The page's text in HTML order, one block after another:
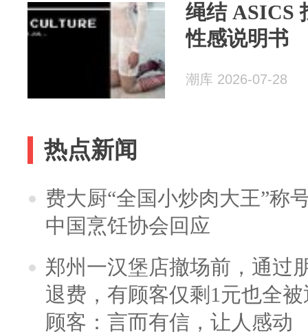
绳结 ASICS
性感说明书
潮库 2026-07-28
热点新闻
费大厨“全国小炒肉大王”称
中国烹饪协会回应
郑州一汉堡店撤场前，通过
退费，有顾客仅剩1元也全
顾客：言而有信，让人感动